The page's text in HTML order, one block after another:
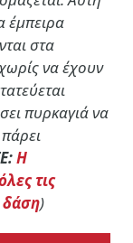
έμπειρα
στα
να έχουν
πυρκαγιά να
Η
τις
δάση)